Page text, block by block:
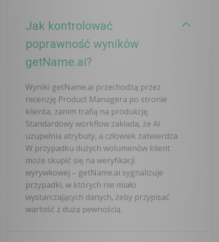
Jak kontrolować
poprawność wyników
getName.ai?
Wyniki getName.ai przechodzą przez
recenzję Product Managera po stronie
klienta, zanim trafią na produkcję.
Standardowy workflow zakłada, że AI
uzupełnia atrybuty, a człowiek zatwierdza.
W przypadku dużych wolumenów klient
może skupić się na weryfikacji
wyrywkowej – getName.ai sygnalizuje
przypadki, w których nie miało
wystarczających danych, żeby przypisać
wartość z dużą pewnością.